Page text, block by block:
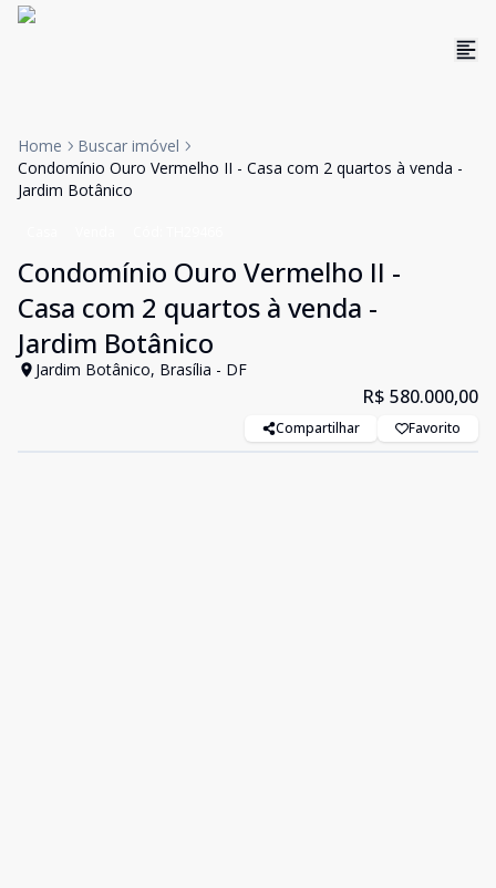
Home
Buscar imóvel
Condomínio Ouro Vermelho II - Casa com 2 quartos à venda -
Jardim Botânico
Condomínio Ouro Vermelho II -
Casa com 2 quartos à venda -
Jardim Botânico
Jardim Botânico, Brasília - DF
R$ 580.000,00
Compartilhar Favorito